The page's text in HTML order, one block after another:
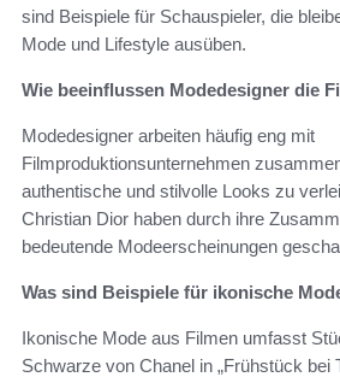
sind Beispiele für Schauspieler, die
Mode und Lifestyle ausüben.
Wie beeinflussen Modedesigner die
Modedesigner arbeiten häufig eng mit
Filmproduktionsunternehmen
authentische und stilvolle Looks zu
Christian Dior haben durch ihre
bedeutende Modeerscheinungen
Was sind Beispiele für ikonische
Ikonische Mode aus Filmen umfasst
Schwarze von Chanel in „Frühstück bei